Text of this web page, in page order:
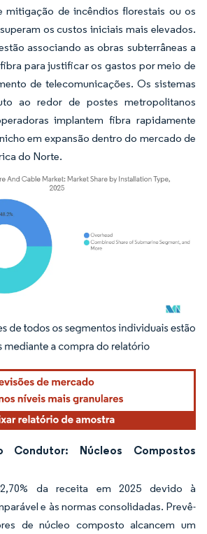
mitigação de incêndios florestais ou os
os custos iniciais mais elevados.
associando as obras subterrâneas a
para justificar os gastos por meio de
de telecomunicações. Os sistemas
ao redor de postes metropolitanos
implantem fibra rapidamente
em expansão dentro do mercado de
do Norte.
O reuso requer atribuição conforme CC BY 4.0.
Núcleos Compostos
da receita em 2025 devido à
e às normas consolidadas. Prevê-
de núcleo composto alcancem um